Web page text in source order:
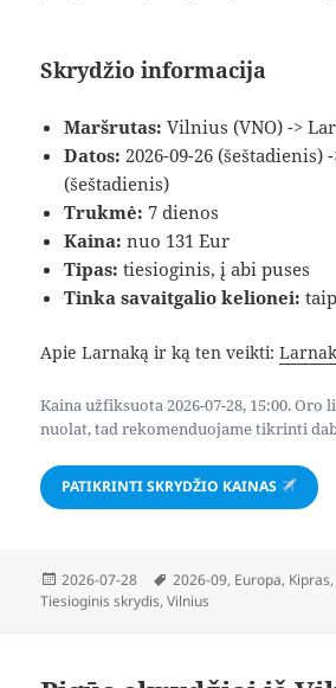
Skrydžio informacija
Maršrutas: Vilnius (VNO) ->
Datos: 2026-09-26 (šeštadienis)
(šeštadienis)
Trukmė: 7 dienos
Kaina: nuo 131 Eur
Tipas: tiesioginis, į abi puses
Tinka savaitgalio kelionei: taip
Apie Larnaką ir ką ten veikti:
Kaina užfiksuota 2026-07-28, 15:00. Oro
nuolat, tad rekomenduojame tikrinti
PATIKRINTI SKRYDŽIO KAINAS
Paskelbta
2026-07-28 Žymos
2026-09, Europa, Kipras,
Tiesioginis skrydis,Vilnius